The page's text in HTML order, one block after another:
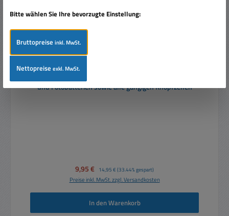
Batterietester mit analogem Messwerk für Standard-
und Fotobatterien sowie alle gängigen Knopfzellen
Verkaufspreis:
9,95 € Regulärer Preis:
14,95 € (33.44% gespart)
Preise inkl. MwSt. zzgl. Versandkosten
In den Warenkorb
Bitte wählen Sie Ihre bevorzugte Einstellung:
Bruttopreiseinkl. MwSt.
Nettopreiseexkl. MwSt.